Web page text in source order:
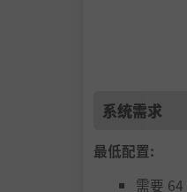
系统需求
最低配置:
需要